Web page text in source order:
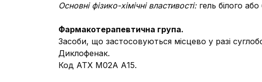
Основні фізико-хімічні властивості: гель білого
Фармакотерапевтична група.
Засоби, що застосовуються місцево у разі
Диклофенак.
Код АТХ М02А А15.